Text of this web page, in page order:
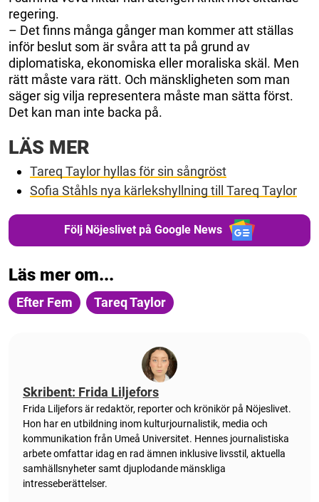
regering.
– Det finns många gånger man kommer att ställas
inför beslut som är svåra att ta på grund av
diplomatiska, ekonomiska eller moraliska skäl. Men
rätt måste vara rätt. Och mänskligheten som man
säger sig vilja representera måste man sätta först.
Det kan man inte backa på.
LÄS MER
Tareq Taylor hyllas för sin sångröst
Sofia Ståhls nya kärlekshyllning till Tareq Taylor
Följ Nöjeslivet på Google News
Läs mer om...
Efter Fem Tareq Taylor
Skribent: Frida Liljefors
Frida Liljefors är redaktör, reporter och krönikör på Nöjeslivet.
Hon har en utbildning inom kulturjournalistik, media och
kommunikation från Umeå Universitet. Hennes journalistiska
arbete omfattar idag en rad ämnen inklusive livsstil, aktuella
samhällsnyheter samt djuplodande mänskliga
intresseberättelser.